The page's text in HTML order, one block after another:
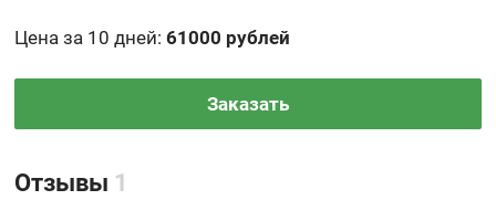
Цена за 10 дней:61000 рублей
Заказать
Отзывы 1